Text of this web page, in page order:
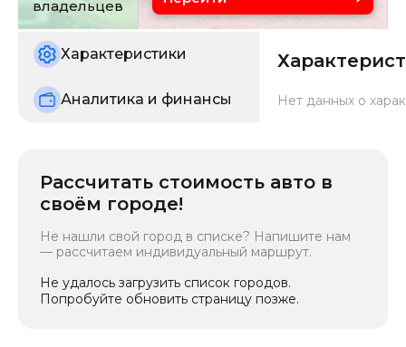
Состояние
б/у
владельцев
Характеристики
Аналитика и финансы Нет данных о
Рассчитать стоимость авто в
своём городе!
Не нашли свой город в списке? Напишите нам
— рассчитаем индивидуальный маршрут.
Не удалось загрузить список городов.
Попробуйте обновить страницу позже.